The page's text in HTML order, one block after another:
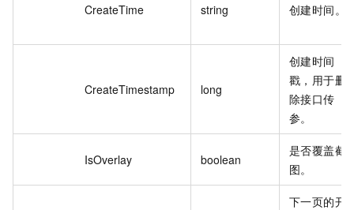
CreateTime string 创建时间。
CreateTimestamp long
创建时间
戳，用于删
除接口传
参。
IsOverlay boolean
是否覆盖截
图。
下一页的开